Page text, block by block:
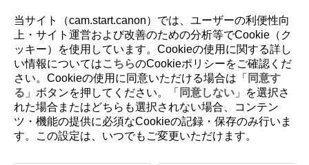
D105-020
通信機能に応じた設定を行う
ここからは、通信機能に応じた設定になります。選択した通信機能の説
明ページに進んでください。
当サイト（cam.start.canon）では、ユーザーの利便性向
上・サイト運営および改善のための分析等でCookie（ク
ッキー）を使用しています。Cookieの使用に関する詳し
い情報についてはこちらのCookieポリシーをご確認くだ
さい。Cookieの使用に同意いただける場合は「 同意す
る 」ボタンを押してください。「 同意しない 」を選択さ
れた場合またはどちらも選択されない場合、コンテン
ツ・機能の提供に必須なCookieの記録・保存のみ行いま
す。この設定は、いつでもご変更いただけます。